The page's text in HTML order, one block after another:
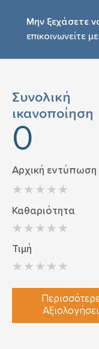
Μην ξεχάσετε
επικοινωνείτε
Συνολική
ικανοποίηση
0
Αρχική εντύπωση
Καθαριότητα
Τιμή